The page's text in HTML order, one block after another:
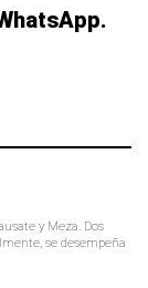
y Meza. Dos
se desempeña